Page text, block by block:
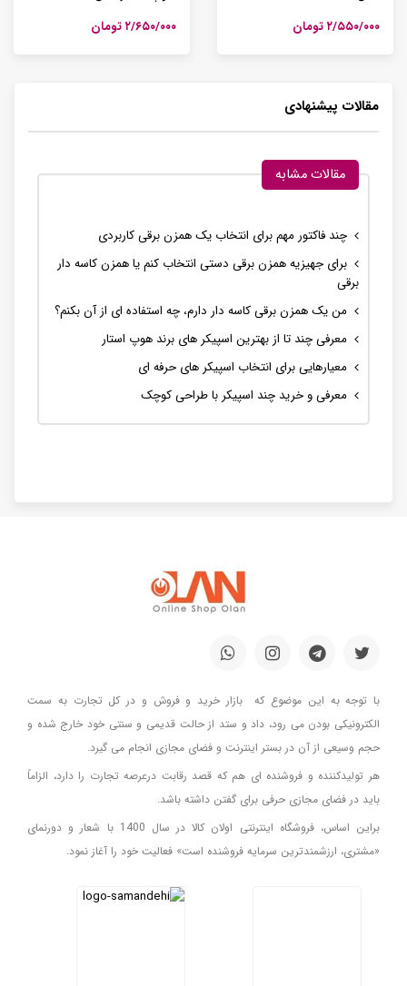
۲/۶۵۰/۰۰۰ تومان ۲/۵۵۰/۰۰۰ تومان
مقالات پیشنهادی
مقالات مشابه
چند فاکتور مهم برای انتخاب یک همزن برقی کاربردی
برای جهیزیه همزن برقی دستی انتخاب کنم یا همزن کاسه دار
برقی
من یک همزن برقی کاسه دار دارم، چه استفاده ای از آن بکنم؟
معرفی چند تا از بهترین اسپیکر های برند هوپ استار
معیارهایی برای انتخاب اسپیکر های حرفه ای
معرفی و خرید چند اسپیکر با طراحی کوچک
با توجه به این موضوع که بازار خرید و فروش و در کل تجارت به سمت
الکترونیکی بودن می رود، داد و ستد از حالت قدیمی و سنتی خود خارج شده و
حجم وسیعی از آن در بستر اینترنت و فضای مجازی انجام می گیرد.
هر تولیدکننده و فروشنده ای هم که قصد رقابت درعرصه تجارت را دارد، الزاماً
باید در فضای مجازی حرفی برای گفتن داشته باشد.
براین اساس، فروشگاه اینترنتی اولان کالا در سال 1400 با شعار و دورنمای
«مشتری، ارزشمندترین سرمایه فروشنده است» فعالیت خود را آغاز نمود.